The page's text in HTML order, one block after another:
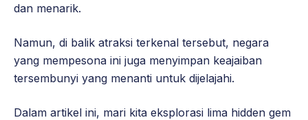
dan menarik.
Namun, di balik atraksi terkenal tersebut, negara
yang mempesona ini juga menyimpan keajaiban
tersembunyi yang menanti untuk dijelajahi.
Dalam artikel ini, mari kita eksplorasi lima hidden gem